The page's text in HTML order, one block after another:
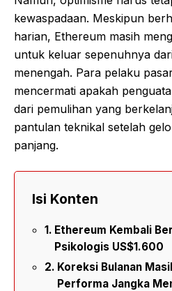
kewaspadaan. Meskipun
harian, Ethereum masih
untuk keluar sepenuhnya
menengah. Para pelaku
mencermati apakah
dari pemulihan yang
pantulan teknikal setelah
panjang.
Isi Konten
Ethereum Kembali
Psikologis US$1.600
Koreksi Bulanan
Performa Jangka